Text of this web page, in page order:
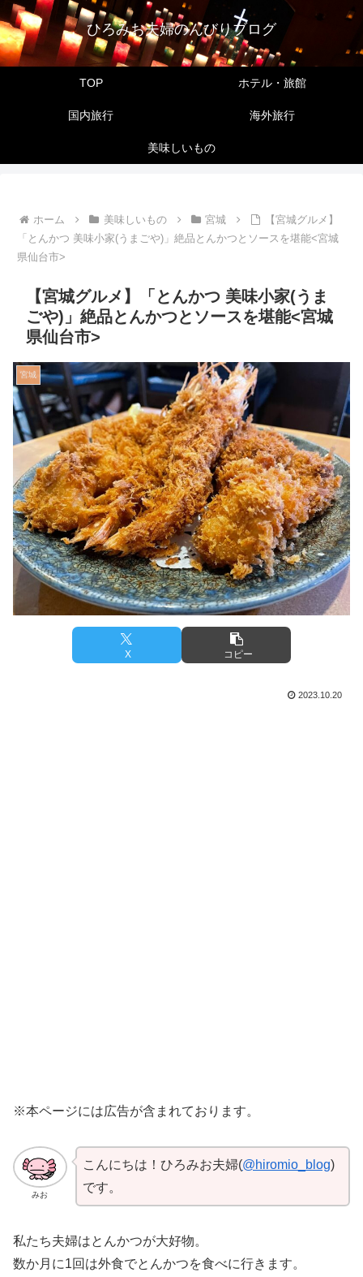
ひろみお夫婦のんびりブログ
TOP ホテル・旅館
国内旅行 海外旅行
美味しいもの
ホーム 美味しいもの 宮城
【宮城グルメ】
「とんかつ 美味小家(うまごや)」絶品とんかつとソースを堪能<宮城
県仙台市>
【宮城グルメ】「とんかつ 美味小家(うま
ごや)」絶品とんかつとソースを堪能<宮城
県仙台市>
宮城
X コピー
2023.10.20
※本ページには広告が含まれております。
みお
こんにちは！ひろみお夫婦(@hiromio_blog)
です。
私たち夫婦はとんかつが大好物。
数か月に1回は外食でとんかつを食べに行きます。